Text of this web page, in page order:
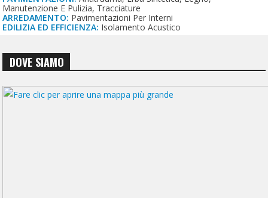
Manutenzione E Pulizia, Tracciature
ARREDAMENTO: Pavimentazioni Per Interni
EDILIZIA ED EFFICIENZA: Isolamento Acustico
DOVE SIAMO